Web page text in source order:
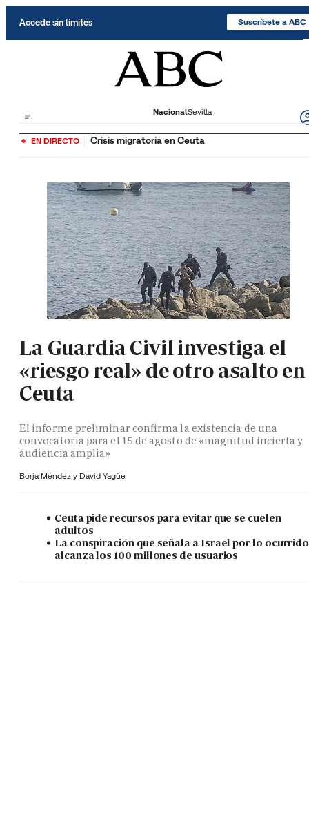
Accede sin límites Suscríbete a ABC
NacionalSevilla
EN DIRECTO Crisis migratoria en Ceuta
La Guardia Civil investiga el
«riesgo real» de otro asalto en
Ceuta
El informe preliminar confirma la existencia de una
convocatoria para el 15 de agosto de «magnitud incierta y
audiencia amplia»
Borja Méndez y David Yagüe
Ceuta pide recursos para evitar que se cuelen
adultos
La conspiración que señala a Israel por lo ocurrido
alcanza los 100 millones de usuarios